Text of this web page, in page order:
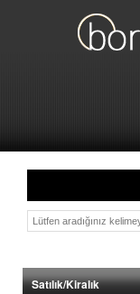
Satılık/Kiralık